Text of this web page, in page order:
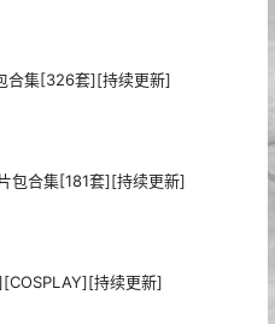
合集[326套][持续更新]
包合集[181套][持续更新]
持续更新]